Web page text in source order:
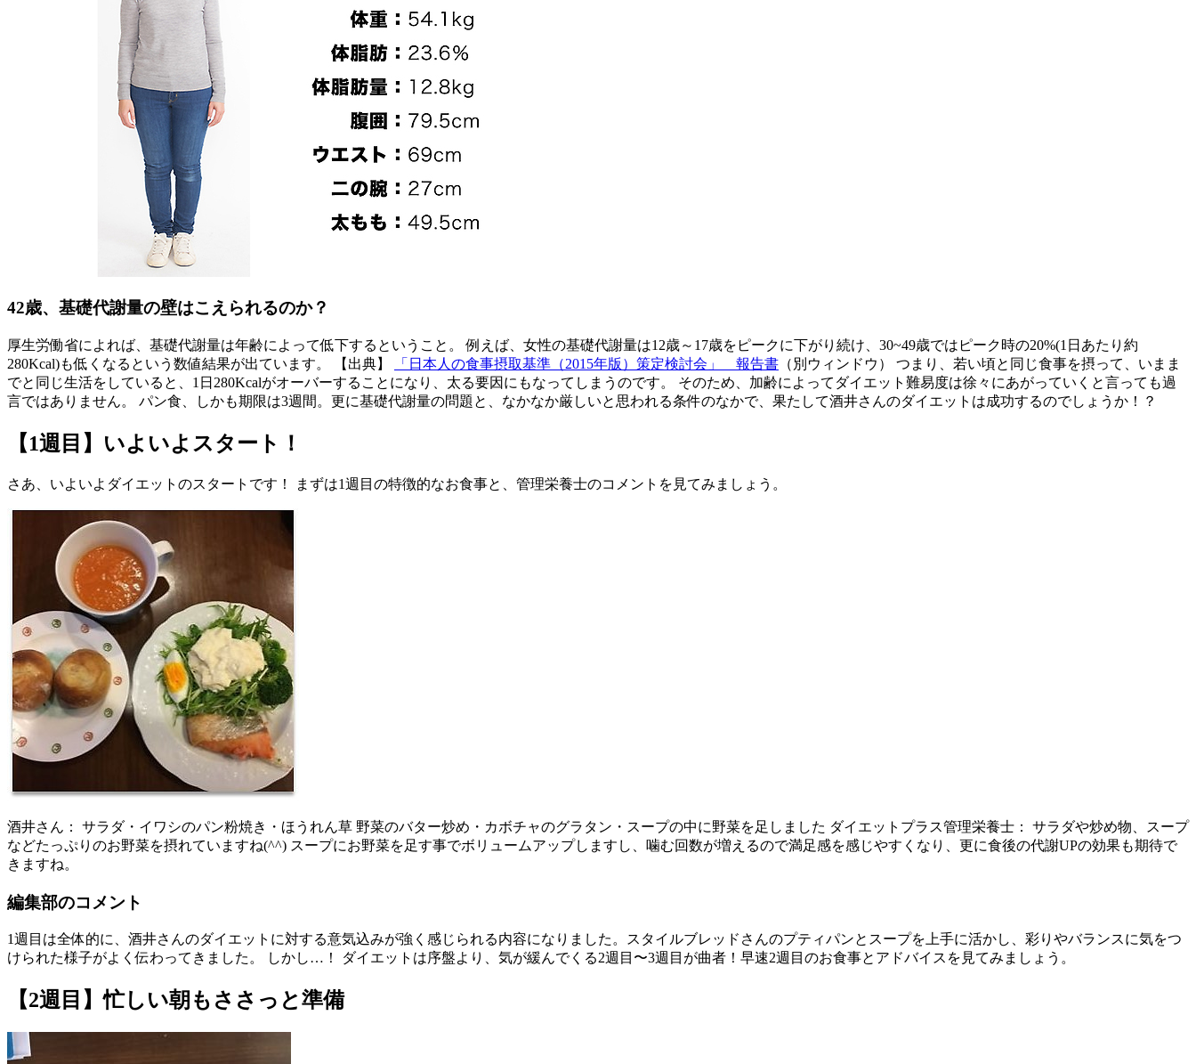
42歳、基礎代謝量の壁はこえられるのか？
厚生労働省によれば、基礎代謝量は年齢によって低下するということ。 例えば、女性の基礎代謝量は12歳～17歳をピークに下がり続け、30~49歳ではピーク時の20%(1日あたり約
280Kcal)も低くなるという数値結果が出ています。 【出典】
「日本人の食事摂取基準（2015年版）策定検討会」 報告書 （別ウィンドウ） つまり、若い頃と同じ食事を摂って、いまま
でと同じ生活をしていると、1日280Kcalがオーバーすることになり、太る要因にもなってしまうのです。 そのため、加齢によってダイエット難易度は徐々にあがっていくと言っても過
言ではありません。 パン食、しかも期限は3週間。更に基礎代謝量の問題と、なかなか厳しいと思われる条件のなかで、果たして酒井さんのダイエットは成功するのでしょうか！？
【1週目】いよいよスタート！
さあ、いよいよダイエットのスタートです！ まずは1週目の特徴的なお食事と、管理栄養士のコメントを見てみましょう。
酒井さん： サラダ・イワシのパン粉焼き・ほうれん草 野菜のバター炒め・カボチャのグラタン・スープの中に野菜を足しました ダイエットプラス管理栄養士： サラダや炒め物、スープ
などたっぷりのお野菜を摂れていますね(^^) スープにお野菜を足す事でボリュームアップしますし、噛む回数が増えるので満足感を感じやすくなり、更に食後の代謝UPの効果も期待で
きますね。
編集部のコメント
1週目は全体的に、酒井さんのダイエットに対する意気込みが強く感じられる内容になりました。スタイルブレッドさんのプティパンとスープを上手に活かし、彩りやバランスに気をつ
けられた様子がよく伝わってきました。 しかし…！ ダイエットは序盤より、気が緩んでくる2週目〜3週目が曲者！早速2週目のお食事とアドバイスを見てみましょう。
【2週目】忙しい朝もささっと準備